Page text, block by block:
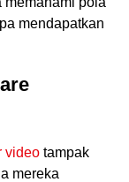
mendapatkan
video tampak
mereka